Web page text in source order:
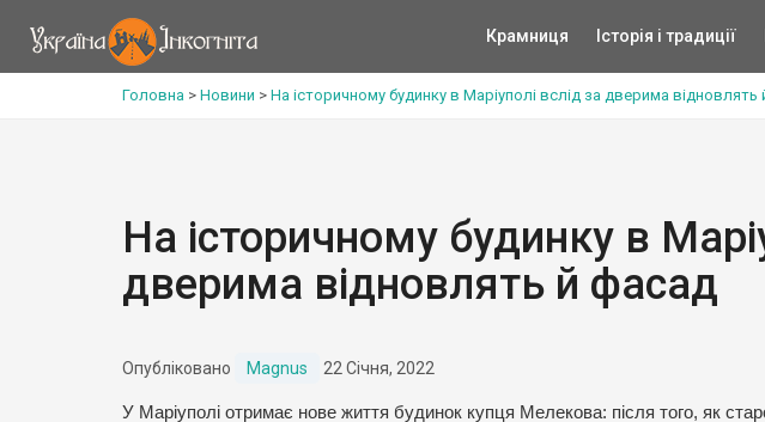
Крамниця Історія і традиції
Головна > Новини > На історичному будинку в Маріуполі вслід за дверима відновлять
На історичному будинку в
дверима відновлять й фасад
Опубліковано Magnus 22 Січня, 2022
У Маріуполі отримає нове життя будинок купця Мелекова: після того, як